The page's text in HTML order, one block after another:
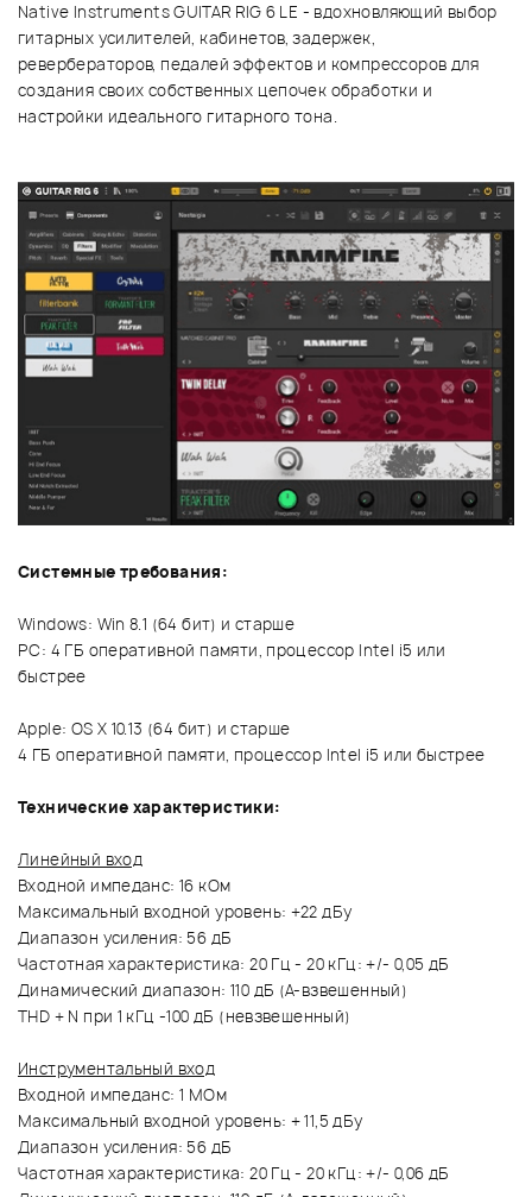
Native Instruments GUITAR RIG 6 LE - вдохновляющий выбор
гитарных усилителей, кабинетов, задержек,
ревербераторов, педалей эффектов и компрессоров для
создания своих собственных цепочек обработки и
настройки идеального гитарного тона.
Системные требования:
Windows: Win 8.1 (64 бит) и старше
PC: 4 ГБ оперативной памяти, процессор Intel i5 или
быстрее
Apple: OS X 10.13 (64 бит) и старше
4 ГБ оперативной памяти, процессор Intel i5 или быстрее
Технические характеристики:
Линейный вход
Входной импеданс: 16 кОм
Максимальный входной уровень: +22 дБу
Диапазон усиления: 56 дБ
Частотная характеристика: 20 Гц - 20 кГц: +/- 0,05 дБ
Динамический диапазон: 110 дБ (A-взвешенный)
THD + N при 1 кГц -100 дБ (невзвешенный)
Инструментальный вход
Входной импеданс: 1 МОм
Максимальный входной уровень: + 11,5 дБу
Диапазон усиления: 56 дБ
Частотная характеристика: 20 Гц - 20 кГц: +/- 0,06 дБ